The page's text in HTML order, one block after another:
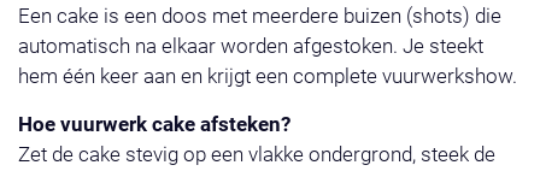
Een cake is een doos met meerdere buizen (shots) die
automatisch na elkaar worden afgestoken. Je steekt
hem één keer aan en krijgt een complete vuurwerkshow.
Hoe vuurwerk cake afsteken?
Zet de cake stevig op een vlakke ondergrond, steek de